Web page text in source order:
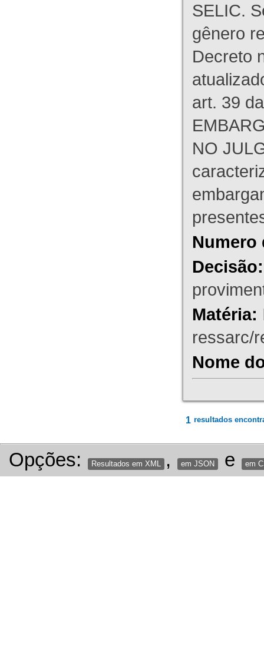
SELIC.
gênero
Decreto
art. 39
NO
Numero
Decisão:
Matéria:
ressarc/
Nome
1 resultados
Opções: Resultados em XML , em JSON e em